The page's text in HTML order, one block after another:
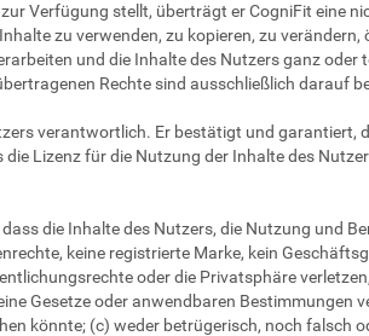
Verfügung stellt, überträgt er CogniFit eine
zu verwenden, zu kopieren, zu
und die Inhalte des Nutzers ganz oder
Rechte sind ausschließlich darauf
verantwortlich. Er bestätigt und garantiert,
Lizenz für die Nutzung der Inhalte des
die Inhalte des Nutzers, die Nutzung und
keine registrierte Marke, kein
oder die Privatsphäre
Gesetze oder anwendbaren Bestimmungen
könnte; (c) weder betrügerisch, noch falsch